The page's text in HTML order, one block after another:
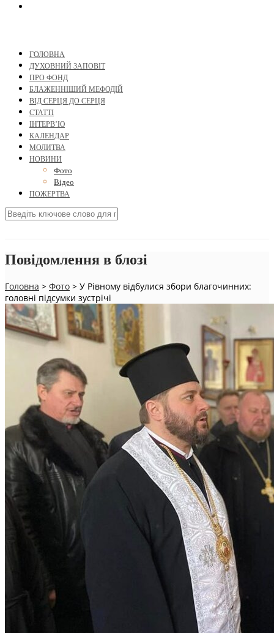
ГОЛОВНА
ДУХОВНИЙ ЗАПОВІТ
ПРО ФОНД
БЛАЖЕННІШИЙ МЕФОДІЙ
ВІД СЕРЦЯ ДО СЕРЦЯ
СТАТТІ
ІНТЕРВ’Ю
КАЛЕНДАР
МОЛИТВА
НОВИНИ
Фото
Відео
ПОЖЕРТВА
Повідомлення в блозі
Головна > Фото > У Рівному відбулися збори благочинних:
головні підсумки зустрічі